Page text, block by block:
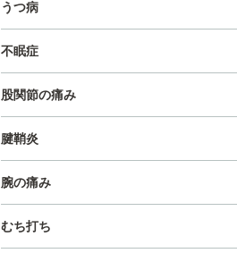
うつ病
不眠症
股関節の痛み
腱鞘炎
腕の痛み
むち打ち